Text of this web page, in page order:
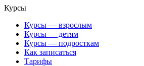
Курсы
Курсы — взрослым
Курсы — детям
Курсы — подросткам
Как записаться
Тарифы